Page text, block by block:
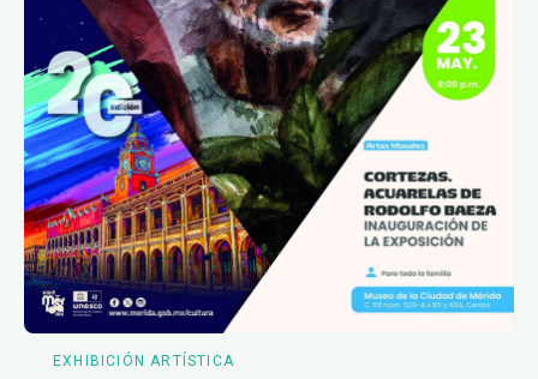
EXHIBICIÓN ARTÍSTICA